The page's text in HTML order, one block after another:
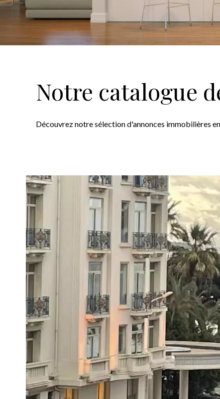
Notre catalogue
Découvrez notre sélection d'annonces immobilières